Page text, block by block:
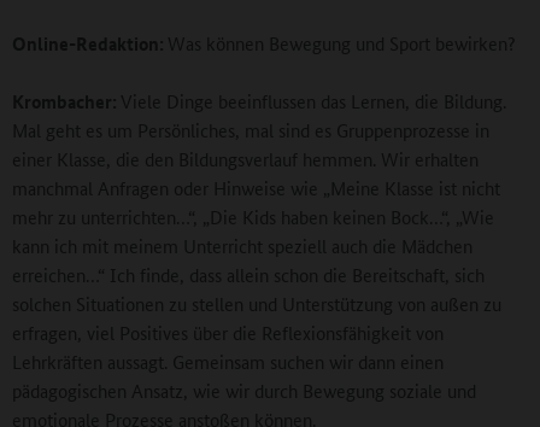
Online-Redaktion: Was können Bewegung und Sport bewirken?
Krombacher: Viele Dinge beeinflussen das Lernen, die Bildung.
Mal geht es um Persönliches, mal sind es Gruppenprozesse in
einer Klasse, die den Bildungsverlauf hemmen. Wir erhalten
manchmal Anfragen oder Hinweise wie „Meine Klasse ist nicht
mehr zu unterrichten…“, „Die Kids haben keinen Bock…“, „Wie
kann ich mit meinem Unterricht speziell auch die Mädchen
erreichen…“ Ich finde, dass allein schon die Bereitschaft, sich
solchen Situationen zu stellen und Unterstützung von außen zu
erfragen, viel Positives über die Reflexionsfähigkeit von
Lehrkräften aussagt. Gemeinsam suchen wir dann einen
pädagogischen Ansatz, wie wir durch Bewegung soziale und
emotionale Prozesse anstoßen können.